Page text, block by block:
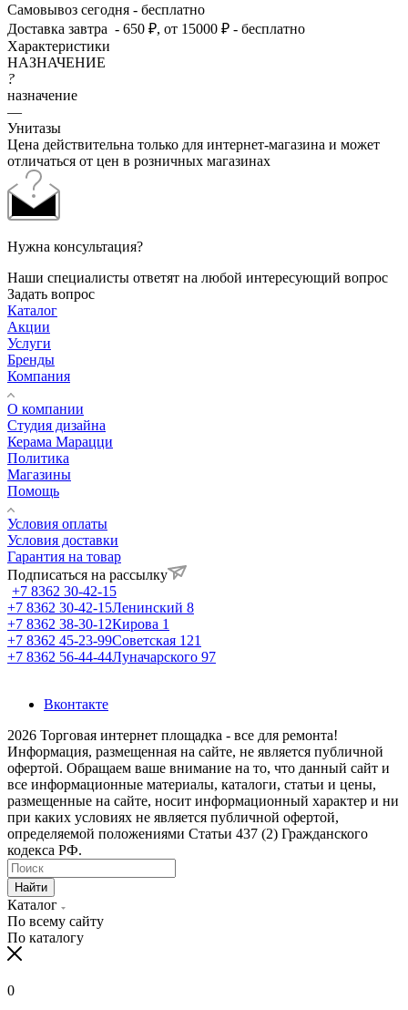
Самовывоз сегодня - бесплатно
Доставка завтра - 650 ₽, от 15000 ₽ - бесплатно
Характеристики
НАЗНАЧЕНИЕ
?
назначение
—
Унитазы
Цена действительна только для интернет-магазина и может
отличаться от цен в розничных магазинах
Нужна консультация?
Наши специалисты ответят на любой интересующий вопрос
Задать вопрос
Каталог
Акции
Услуги
Бренды
Компания
О компании
Студия дизайна
Керама Марацци
Политика
Магазины
Помощь
Условия оплаты
Условия доставки
Гарантия на товар
Подписаться на рассылку
+7 8362 30-42-15
+7 8362 30-42-15Ленинский 8
+7 8362 38-30-12Кирова 1
+7 8362 45-23-99Советская 121
+7 8362 56-44-44Луначарского 97
Вконтакте
2026 Торговая интернет площадка - все для ремонта!
Информация, размещенная на сайте, не является публичной
офертой. Обращаем ваше внимание на то, что данный сайт и
все информационные материалы, каталоги, статьи и цены,
размещенные на сайте, носит информационный характер и ни
при каких условиях не является публичной офертой,
определяемой положениями Статьи 437 (2) Гражданского
кодекса РФ.
Найти
Каталог
По всему сайту
По каталогу
0